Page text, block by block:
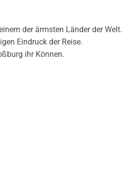
der ärmsten Länder der Welt.
Eindruck der Reise.
ihr Können.